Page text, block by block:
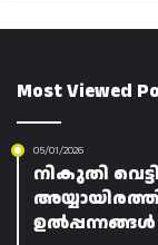
Most Viewed
05/01/2026
നികുതി